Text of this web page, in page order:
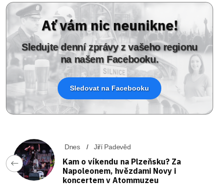
Ať vám nic neunikne!
Sledujte denní zprávy z vašeho regionu
na našem Facebooku.
Sledovat na Facebooku
Dnes Jiří Padevěd
Kam o víkendu na Plzeňsku? Za
Napoleonem, hvězdami Novy i
koncertem v Atommuzeu